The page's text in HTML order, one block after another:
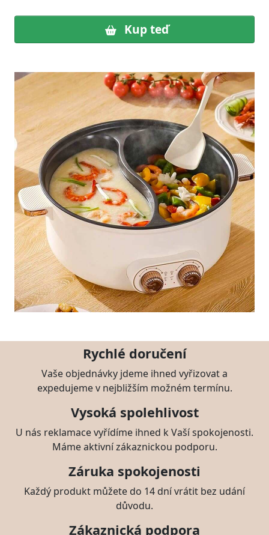
Kup teď
Rychlé doručení
Vaše objednávky jdeme ihned vyřizovat a
expedujeme v nejbližším možném termínu.
Vysoká spolehlivost
U nás reklamace vyřídíme ihned k Vaší spokojenosti.
Máme aktivní zákaznickou podporu.
Záruka spokojenosti
Každý produkt můžete do 14 dní vrátit bez udání
důvodu.
Zákaznická podpora